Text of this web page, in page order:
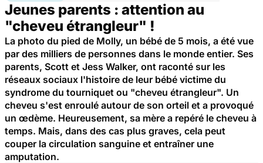
Jeunes parents : attention au
"cheveu étrangleur" !
La photo du pied de Molly, un bébé de 5 mois, a été vue
par des milliers de personnes dans le monde entier. Ses
parents, Scott et Jess Walker, ont raconté sur les
réseaux sociaux l'histoire de leur bébé victime du
syndrome du tourniquet ou "cheveu étrangleur". Un
cheveu s'est enroulé autour de son orteil et a provoqué
un œdème. Heureusement, sa mère a repéré le cheveu à
temps. Mais, dans des cas plus graves, cela peut
couper la circulation sanguine et entraîner une
amputation.